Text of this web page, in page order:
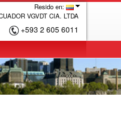
Resido en:
VGVDT CIA. LTDA
+593 2 605 6011